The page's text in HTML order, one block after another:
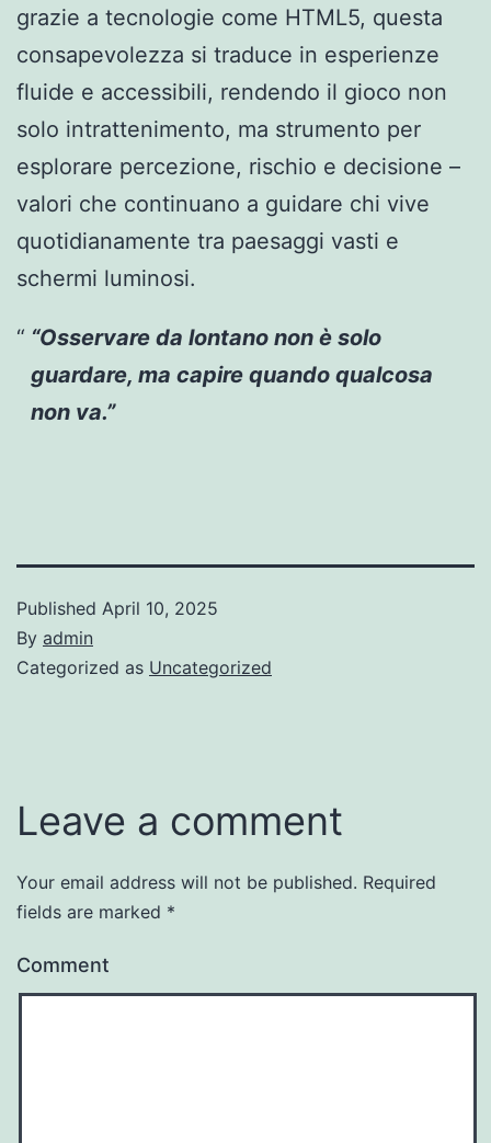
grazie a tecnologie come HTML5, questa
consapevolezza si traduce in esperienze
fluide e accessibili, rendendo il gioco non
solo intrattenimento, ma strumento per
esplorare percezione, rischio e decisione –
valori che continuano a guidare chi vive
quotidianamente tra paesaggi vasti e
schermi luminosi.
“Osservare da lontano non è solo
guardare, ma capire quando qualcosa
non va.”
Published April 10, 2025
By admin
Categorized as Uncategorized
Leave a comment
Your email address will not be published. Required
fields are marked *
Comment